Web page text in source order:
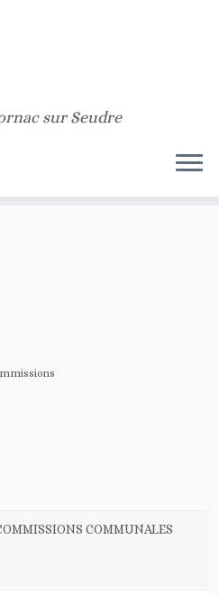
was called
plugin or theme running too early.
v2/wp-includes/functions.php
sur Seudre
COMMUNALES